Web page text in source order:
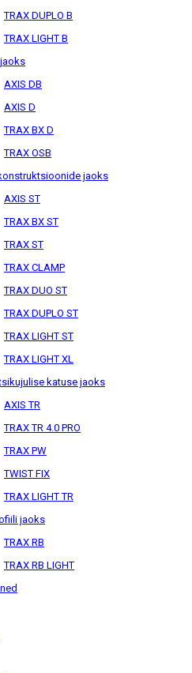
TRAX DUPLO B
TRAX LIGHT B
AXIS DB
AXIS D
TRAX BX D
TRAX OSB
jaoks
AXIS ST
TRAX BX ST
TRAX ST
TRAX CLAMP
TRAX DUO ST
TRAX DUPLO ST
TRAX LIGHT ST
TRAX LIGHT XL
katuse jaoks
AXIS TR
TRAX TR 4.0 PRO
TRAX PW
TWIST FIX
TRAX LIGHT TR
jaoks
TRAX RB
TRAX RB LIGHT